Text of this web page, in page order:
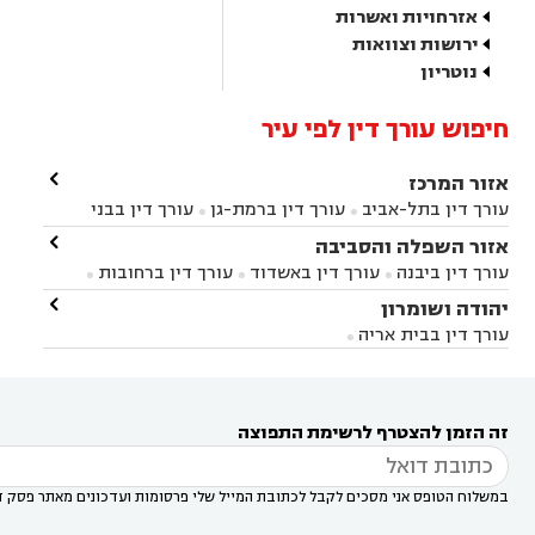
אזרחויות ואשרות
ירושות וצוואות
נוטריון
חיפוש עורך דין לפי עיר
אזור המרכז
עורך דין בתל-אביב  עורך דין ברמת-גן 
עורך דין בבני
ברק עורך דין בפתח תקווה עורך דין בראשון לציון
עורך דין ברחובות עורך דין בנס ציונה
במודיעין
עורך דין בהרצליה עורך דין בחולון
עורך
דין בקרית אונו
אונו
עורך דין בבת ים
דין בשוהם 

אזור השפלה והסביבה
עורך דין ביבנה  עורך דין באשדוד  עורך דין ברחובות 
עורך דין בראשון לציון עורך דין במודיעין
עורך דין
בבאר יעקב
עורך דין בגדרה

יהודה ושומרון
עורך דין בבית אריה 

זה הזמן להצטרף לרשימת התפוצה
במשלוח הטופס אני מסכים לקבל לכתובת המייל שלי פרסומות ועדכונים מאתר פסק